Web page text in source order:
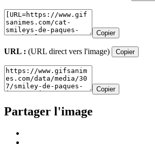
Copier
URL : (URL direct vers l'image) Copier
Copier
Partager l'image